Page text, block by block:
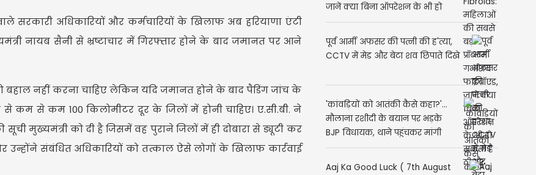
सरकारी अधिकारियों और कर्मचारियों के खिलाफ अब हरियाणा एंटी
नायब सैनी से भ्रष्टाचार में गिरफ्तार होने के बाद जमानत पर आने
बहाल नहीं करना चाहिए लेकिन यदि जमानत होने के बाद पैडिंग जांच के
से कम से कम 100 किलोमीटर दूर के जिलों में होनी चाहिए। ए.सी.बी. ने
मुख्यमंत्री को दी है जिसमें वह पुराने जिलों में ही दोबारा से ड्यूटी कर
उन्होंने संबंधित अधिकारियों को तत्काल ऐसे लोगों के खिलाफ कार्रवाई
जानें क्या बिना ऑपरेशन के भी हो
सकता है ठीक?
पूर्व आर्मी अफसर की पत्नी की ह'त्या,
CCTV में मेड और बेटा शव छिपाते दिखे
'कांवड़ियों को आतंकी कैसे कहा?'...
मौलाना रशीदी के बयान पर भड़के
BJP विधायक, थाने पहुंचकर मांगी
NSA की कार्रवाई
Aaj Ka Good Luck ( 7th August